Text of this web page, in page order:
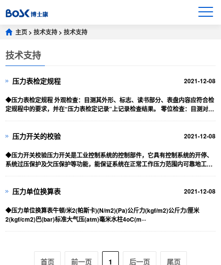
主页 >技术支持 >技术支持
技术支持
2021-12-08
压力表检定规程
◆压力表检定规程 外观检查：目测其外形、标志、读书部分、表盘内容应符合检
定规程中的要求，并在“压力表检定记录”上记录检查结果。 零位检查：目测对带
2021-12-08
压力开关的校验
◆压力开关校验压力开关是工业控制系统的控制部件，它具有控制系统的开停、
系统过压保护及欠压保护等功能，能保证系统在正常工作压力范围内可靠地工
2021-12-08
压力单位换算表
◆压力单位换算表牛顿/米2(帕斯卡)(N/m2)(Pa)公斤力(kgf/m2)公斤力/厘米
2(kgf/cm2)巴(bar)标准大气压(atm)毫米水柱4oC(m···
首页 前一页 1 后一页 尾页